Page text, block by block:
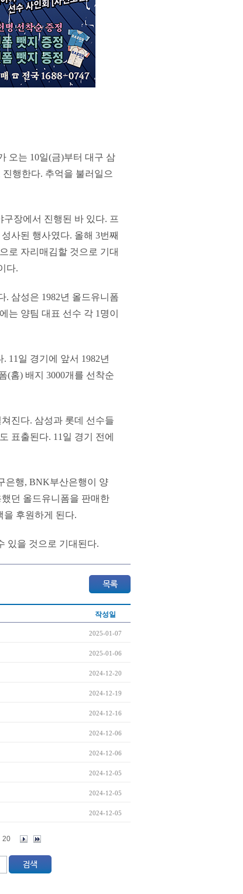
오는 10일(금)부터 대구 삼
행한다. 추억을 불러일으
장에서 진행된 바 있다. 프
사된 행사였다. 올해 3번째
로 자리매김할 것으로 기대
다.
. 삼성은 1982년 올드유니폼
는 양팀 대표 선수 각 1명이
11일 경기에 앞서 1982년
(홈) 배지 3000개를 선착순
진다. 삼성과 롯데 선수들
표출된다. 11일 경기 전에
은행, BNK부산은행이 양
던 올드유니폼을 판매한
을 후원하게 된다.
있을 것으로 기대된다.
작성일
2025-01-07
2025-01-06
2024-12-20
2024-12-19
2024-12-16
2024-12-06
2024-12-06
2024-12-05
2024-12-05
2024-12-05
20